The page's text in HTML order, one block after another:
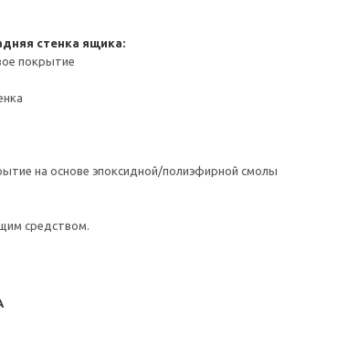
стенка ящика:
покрытие
на основе эпоксидной/полиэфирной смолы
средством.